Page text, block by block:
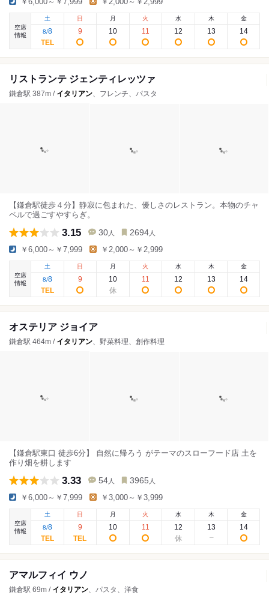
空席
情報
土
8/8
日
9
月
10
火
11
水
12
木
13
金
14
リストランテ ジェンティレッツァ
鎌倉駅 387m / イタリアン、フレンチ、パスタ
【鎌倉駅徒歩４分】静寂に包まれた、優しさのレストラン。本物のチャ
ペルで過ごすやすらぎ。
3.15 30 人 2694 人
￥6,000～￥7,999 ￥2,000～￥2,999
空席
情報
土
8/8
日
9
月
10
火
11
水
12
木
13
金
14
オステリア ジョイア
鎌倉駅 464m / イタリアン、野菜料理、創作料理
【鎌倉駅東口 徒歩6分】 自然に帰ろう がテーマのスローフード店 土を
作り畑を耕します
3.33 54 人 3965 人
￥6,000～￥7,999 ￥3,000～￥3,999
空席
情報
土
8/8
日
9
月
10
火
11
水
12
木
13
金
14
アマルフィイ ウノ
鎌倉駅 69m / イタリアン、パスタ、洋食